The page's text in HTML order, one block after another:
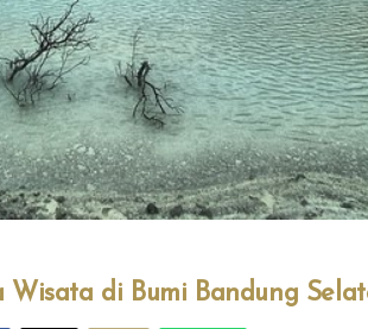
Wisata di Bumi Bandung